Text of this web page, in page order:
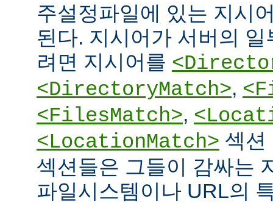
주설정파일에 있는 지시
된다. 지시어가 서버의
려면 지시어를
<DirectoryMatch>,
<FilesMatch>,
<LocationMatch> 섹션
섹션들은 그들이 감싸는
파일시스템이나 URL의